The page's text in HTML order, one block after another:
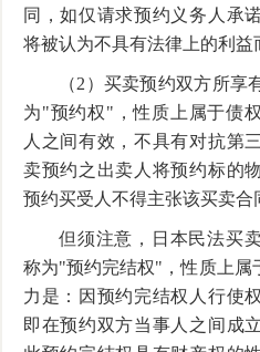
同，如仅请求预约义务人承
将被认为不具有法律上的利益
（2）买卖预约双方所享
为"预约权"，性质上属于债
人之间有效，不具有对抗第
卖预约之出卖人将预约标的
预约买受人不得主张该买卖合
但须注意，日本民法买
称为"预约完结权"，性质上属
力是：因预约完结权人行使
即在预约双方当事人之间成